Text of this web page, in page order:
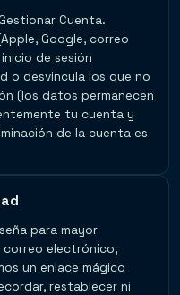
Cuenta.
Google, correo
de sesión
o desvincula los que no
(los datos permanecen
tu cuenta y
de la cuenta es
para mayor
correo electrónico,
un enlace mágico
restablecer ni